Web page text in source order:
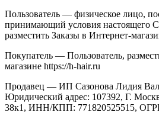
Пользователь — физическое лицо,
принимающий условия настоящего
разместить Заказы в Интернет-
Покупатель — Пользователь,
магазине https://h-hair.ru
Продавец — ИП Сазонова Лидия
Юридический адрес: 107392, Г.
38к1, ИНН/КПП: 771820525515,